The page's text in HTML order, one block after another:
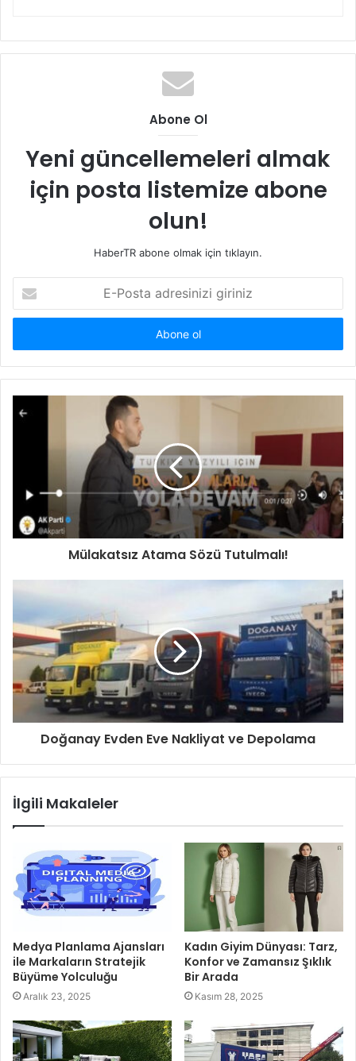
Abone Ol
Yeni güncellemeleri almak
için posta listemize abone
olun!
HaberTR abone olmak için tıklayın.
Posta
adresinizi
Mülakatsız Atama Sözü Tutulmalı!
Doğanay Evden Eve Nakliyat ve Depolama
İlgili Makaleler
Medya Planlama Ajansları
ile Markaların Stratejik
Büyüme Yolculuğu
Aralık 23, 2025
Kadın Giyim Dünyası: Tarz,
Konfor ve Zamansız Şıklık
Bir Arada
Kasım 28, 2025